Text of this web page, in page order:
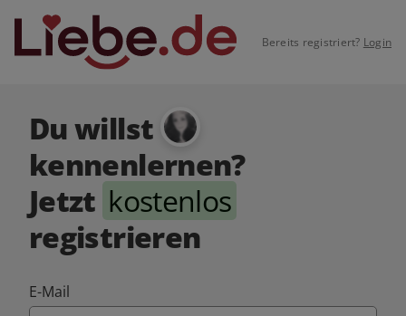
Bereits registriert? Login
Du willst
kennenlernen?
Jetzt kostenlos
registrieren
E-Mail